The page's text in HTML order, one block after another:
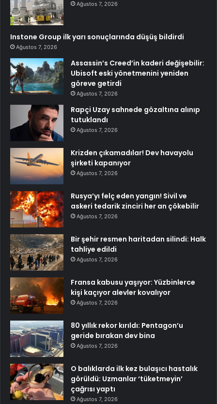
Ağustos 7, 2026
Instone Group ilk yarı sonuçlarında düşüş bildirdi
Ağustos 7, 2026
Assassin’s Creed’in kaderi değişebilir:
Ubisoft eski yönetmenini yeniden
göreve getirdi
Ağustos 7, 2026
Rapçi Uzay sahnede gözaltına alınıp
tutuklandı
Ağustos 7, 2026
Krizden çıkamadılar! Dev havayolu
şirketi kapanıyor
Ağustos 7, 2026
Rusya’yı felç eden yangın! Sivil ve
askeri tedarik zinciri her an çökebilir
Ağustos 7, 2026
Bir şehir resmen haritadan silindi: Halk
tahliye edildi
Ağustos 7, 2026
Fransa kabusu yaşıyor: Yüzbinlerce
kişi kaçıyor alevler kovalıyor
Ağustos 7, 2026
80 yıllık rekor kırıldı: Pentagon’u
geride bırakan dev bina
Ağustos 7, 2026
O balıklarda ilk kez bulaşıcı hastalık
görüldü: Uzmanlar ‘tüketmeyin’
çağrısı yaptı
Ağustos 7, 2026